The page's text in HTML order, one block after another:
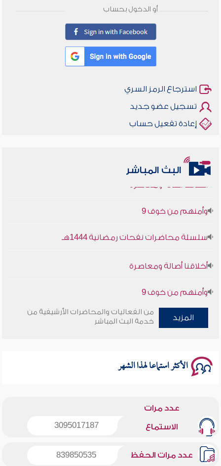
أو الدخول بحساب
استرجاع الرمز السري
تسجيل عضو جديد
إعادة تفعيل حساب
البث المباشر
وأمنهم من خوف 9
سلسلة محاضرات نفحات رمضانية 1444هـ
أخلاقنا أصالة ومعاصرة
وأمنهم من خوف 9
سلسلة محاضرات نفحات رمضانية 1444هـ
المزيد
من الفعاليات والمحاضرات الأرشيفية من
خدمة البث المباشر
الأكثر استماعا لهذا الشهر
عدد مرات
الاستماع 3095017187
عدد مرات الحفظ 839850535